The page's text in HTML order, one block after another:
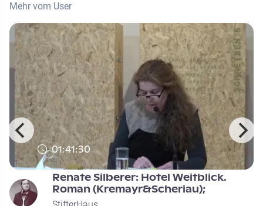
Mehr vom User
01:41:30
Renate Silberer: Hotel Weitblick.
Roman (Kremayr&Scheriau);